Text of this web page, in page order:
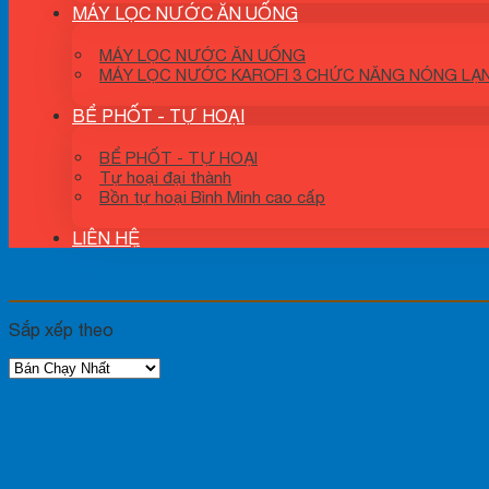
MÁY LỌC NƯỚC ĂN UỐNG
MÁY LỌC NƯỚC ĂN UỐNG
MÁY LỌC NƯỚC KAROFI 3 CHỨC NĂNG NÓNG
BỂ PHỐT - TỰ HOẠI
BỂ PHỐT - TỰ HOẠI
Tự hoại đại thành
Bồn tự hoại Bình Minh cao cấp
LIÊN HỆ
Sắp xếp theo